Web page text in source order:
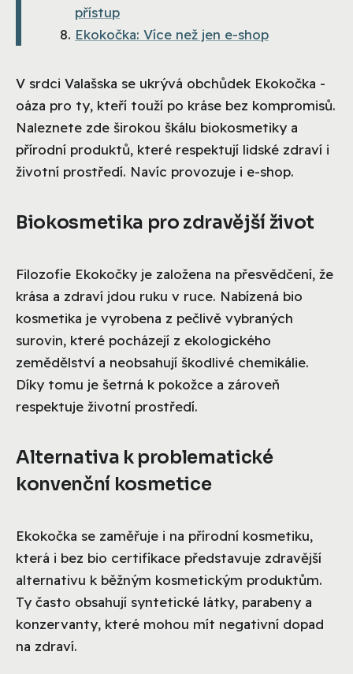
přístup
Ekokočka: Více než jen e-shop
V srdci Valašska se ukrývá obchůdek Ekokočka -
oáza pro ty, kteří touží po kráse bez kompromisů.
Naleznete zde širokou škálu biokosmetiky a
přírodní produktů, které respektují lidské zdraví i
životní prostředí. Navíc provozuje i e-shop.
Biokosmetika pro zdravější život
Filozofie Ekokočky je založena na přesvědčení, že
krása a zdraví jdou ruku v ruce. Nabízená bio
kosmetika je vyrobena z pečlivě vybraných
surovin, které pocházejí z ekologického
zemědělství a neobsahují škodlivé chemikálie.
Díky tomu je šetrná k pokožce a zároveň
respektuje životní prostředí.
Alternativa k problematické
konvenční kosmetice
Ekokočka se zaměřuje i na přírodní kosmetiku,
která i bez bio certifikace představuje zdravější
alternativu k běžným kosmetickým produktům.
Ty často obsahují syntetické látky, parabeny a
konzervanty, které mohou mít negativní dopad
na zdraví.